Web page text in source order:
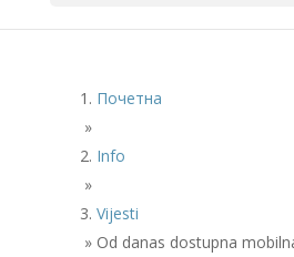
Почетна
»
Info
»
Vijesti
» Od danas dostupna